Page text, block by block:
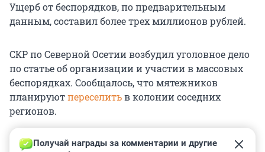
Ущерб от беспорядков, по предварительным
данным, составил более трех миллионов рублей.
СКР по Северной Осетии возбудил уголовное дело
по статье об организации и участии в массовых
беспорядках. Сообщалось, что мятежников
планируютпереселитьв колонии соседних
регионов.
Получай награды за комментарии и другие